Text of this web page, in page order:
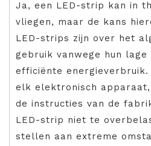
Ja, een LED-strip kan in
vliegen, maar de kans
LED-strips zijn over het
gebruik vanwege hun
efficiënte
elk elektronisch
de instructies van de
LED-strip niet te
stellen aan extreme